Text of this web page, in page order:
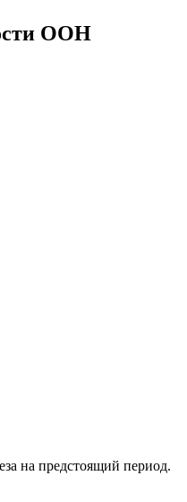
ООН
на предстоящий период.